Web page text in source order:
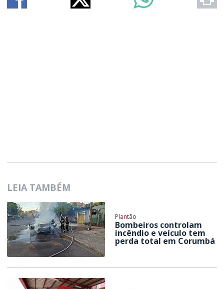
LEIA TAMBÉM
Plantão
Bombeiros controlam
incêndio e veículo tem
perda total em Corumbá